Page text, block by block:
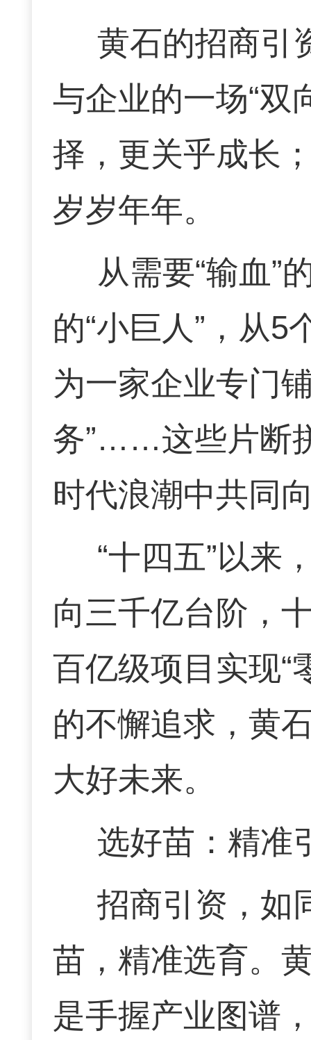
黄石的招商引
与企业的一场“双
择，更关乎成长
岁岁年年。
从需要“输血”
的“小巨人”，从5
为一家企业专门
务”……这些片断
时代浪潮中共同
“十四五”以来
向三千亿台阶，
百亿级项目实现“
的不懈追求，黄
大好未来。
选好苗：精准
招商引资，如
苗，精准选育。
是手握产业图谱